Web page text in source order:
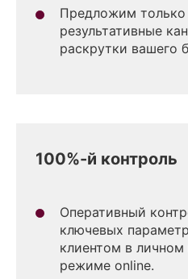
Предложим только
результативные
раскрутки вашего
100%-й контроль
Оперативный
ключевых
клиентом в личном
режиме online.